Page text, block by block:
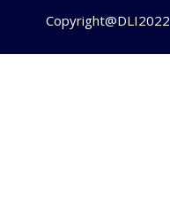
Copyright@DLI2022